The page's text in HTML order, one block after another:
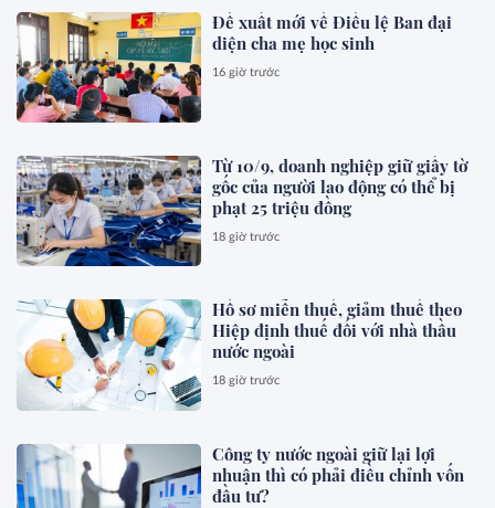
Đề xuất mới về Điều lệ Ban đại
diện cha mẹ học sinh
16 giờ trước
Từ 10/9, doanh nghiệp giữ giấy tờ
gốc của người lao động có thể bị
phạt 25 triệu đồng
18 giờ trước
Hồ sơ miễn thuế, giảm thuế theo
Hiệp định thuế đối với nhà thầu
nước ngoài
18 giờ trước
Công ty nước ngoài giữ lại lợi
nhuận thì có phải điều chỉnh vốn
đầu tư?